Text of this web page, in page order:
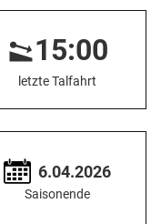
15:00
letzte Talfahrt
6.04.2026
Saisonende